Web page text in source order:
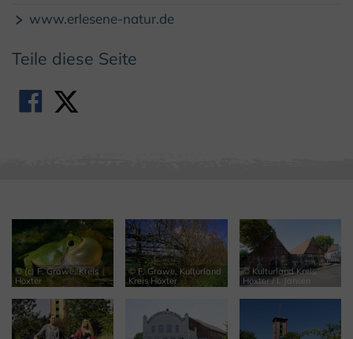
www.erlesene-natur.de
Teile diese Seite
© (c) F. Grawe, Kreis
Höxter
© F. Grawe, Kulturland
Kreis Höxter
© Kulturland Kreis
Höxter / I. Jansen